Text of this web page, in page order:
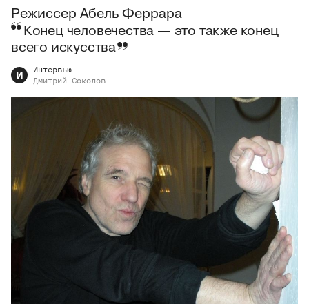
Режиссер Абель Феррара
Конец человечества — это также конец
всего искусства
И
Интервью
Дмитрий
Соколов